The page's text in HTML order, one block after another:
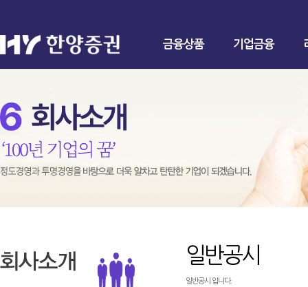
금융상품 기업금융
일반공시
일반공시 입니다.